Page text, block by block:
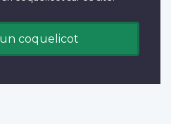
coquelicot